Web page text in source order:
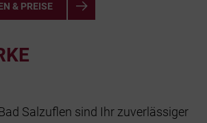
& PREISE
Salzuflen sind Ihr zuverlässiger